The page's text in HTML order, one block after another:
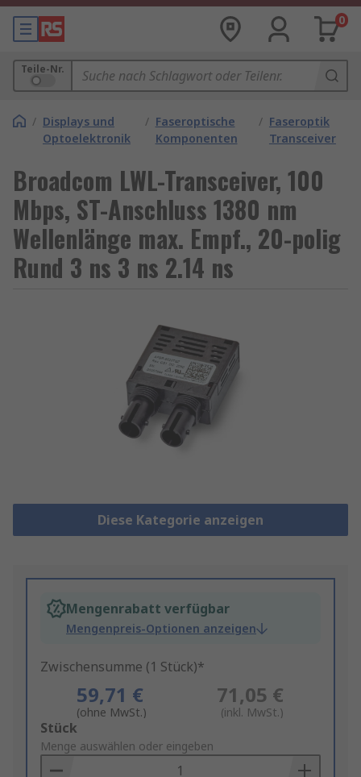
0
Teile-Nr.
/ Displays und
Optoelektronik
/ Faseroptische
Komponenten
/ Faseroptik
Transceiver
Broadcom LWL-Transceiver, 100
Mbps, ST-Anschluss 1380 nm
Wellenlänge max. Empf., 20-polig
Rund 3 ns 3 ns 2.14 ns
Diese Kategorie anzeigen
Mengenrabatt verfügbar
Mengenpreis-Optionen anzeigen
Zwischensumme (1 Stück)*
59,71 €
(ohne MwSt.)
71,05 €
(inkl. MwSt.)
Add
to
Basket
Stück
Menge auswählen oder eingeben